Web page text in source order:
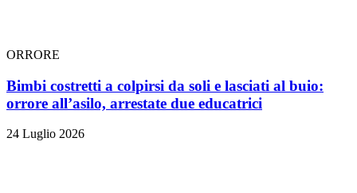
ORRORE
Bimbi costretti a colpirsi da soli e lasciati al buio:
orrore all’asilo, arrestate due educatrici
24 Luglio 2026